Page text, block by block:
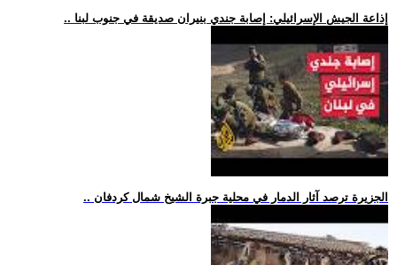
.. إذاعة الجيش الإسرائيلي: إصابة جندي بنيران صديقة في جنوب لبنا
.. الجزيرة ترصد آثار الدمار في محلية جبرة الشيخ شمال كردفان